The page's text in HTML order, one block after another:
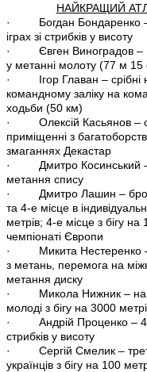
НАЙКРАЩИЙ
· Богдан Бондаренко –
іграх зі стрибків у висоту
· Євген Виноградов –
у метанні молоту (77 м 15
· Ігор Главан – срібні
командному заліку на
ходьби (50 км)
· Олексій Касьянов –
приміщенні з
змаганнях Декастар
· Дмитро Косинський –
метання спису
· Дмитро Лашин –
та 4-е місце в
метрів; 4-е місце з бігу
чемпіонаті Європи
· Микита Нестеренко –
з метань, перемога на
метання диску
· Микола Нижник –
молоді з бігу на 3000
· Андрій Проценко – 4-е
стрибків у висоту
· Сергій Смелик –
українців з бігу на 100